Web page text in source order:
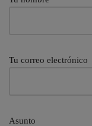
Tu correo electrónico
Asunto